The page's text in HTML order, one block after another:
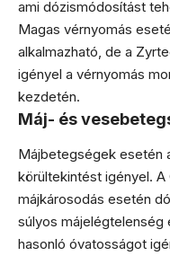
ami dózismódosítást
Magas vérnyomás
alkalmazható, de a
igényel a vérnyomás
kezdetén.
Máj- és
Májbetegségek esetén
körültekintést igényel.
májkárosodás esetén
súlyos májelégtelenség
hasonló óvatosságot